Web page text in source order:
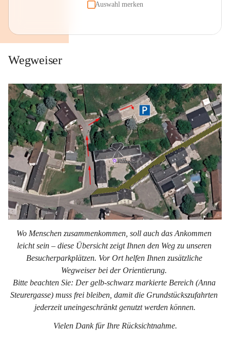
Auswahl merken
Wegweiser
Wo Menschen zusammenkommen, soll auch das Ankommen
leicht sein – diese Übersicht zeigt Ihnen den Weg zu unseren
Besucherparkplätzen. Vor Ort helfen Ihnen zusätzliche
Wegweiser bei der Orientierung.
Bitte beachten Sie: Der gelb-schwarz markierte Bereich (Anna
Steurergasse) muss frei bleiben, damit die Grundstückszufahrten
jederzeit uneingeschränkt genutzt werden können.
Vielen Dank für Ihre Rücksichtnahme.